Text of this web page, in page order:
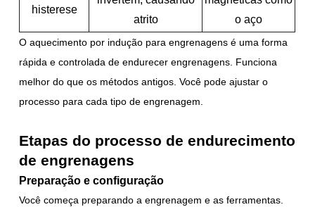
histerese
atrito
o aço
O aquecimento por indução para engrenagens é uma forma
rápida e controlada de endurecer engrenagens. Funciona
melhor do que os métodos antigos. Você pode ajustar o
processo para cada tipo de engrenagem.
Etapas do processo de endurecimento
de engrenagens
Preparação e configuração
Você começa preparando a engrenagem e as ferramentas.